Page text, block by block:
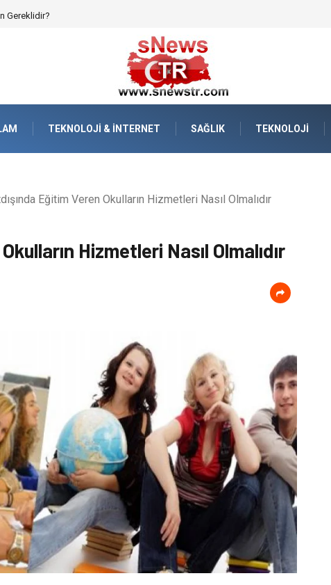
Hafızanın Dijitalleşmesi
TEKNOLOJI & İNTERNET SAĞLIK TEKNOLOJI
Eğitim Veren Okulların Hizmetleri Nasıl Olmalıdır
Hizmetleri Nasıl Olmalıdır